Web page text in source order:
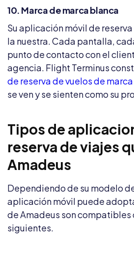
10. Marca de marca blanca
Su aplicación móvil de
la nuestra. Cada pantalla,
punto de contacto con el
agencia. Flight Terminus
de reserva de vuelos de
se ven y se sienten como su
Tipos de
reserva de viajes
Amadeus
Dependiendo de su modelo
aplicación móvil puede
de Amadeus son
siguientes.